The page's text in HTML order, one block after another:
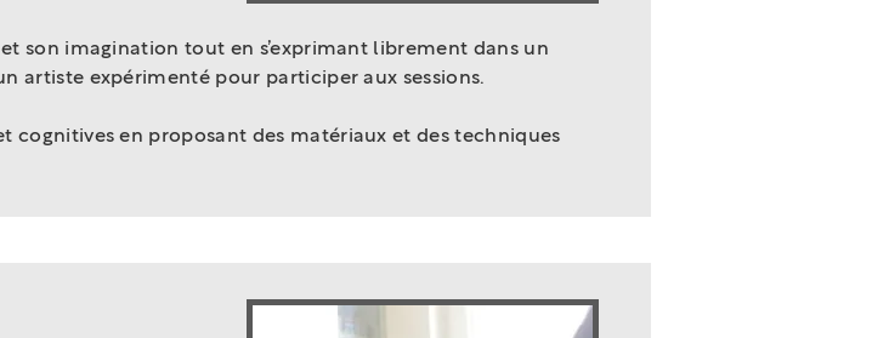
son imagination tout en s’exprimant librement dans un
artiste expérimenté pour participer aux sessions.
cognitives en proposant des matériaux et des techniques